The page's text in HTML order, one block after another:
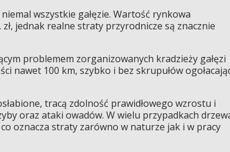
wszystkie gałęzie. Wartość rynkowa
jednak realne straty przyrodnicze są znacznie
problemem zorganizowanych kradzieży gałęzi
nawet 100 km, szybko i bez skrupułów
tracą zdolność prawidłowego wzrostu i
oraz ataki owadów. W wielu przypadkach
oznacza straty zarówno w naturze jak i w pracy